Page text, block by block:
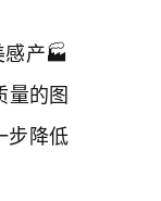
产🏭
量的图
步降低